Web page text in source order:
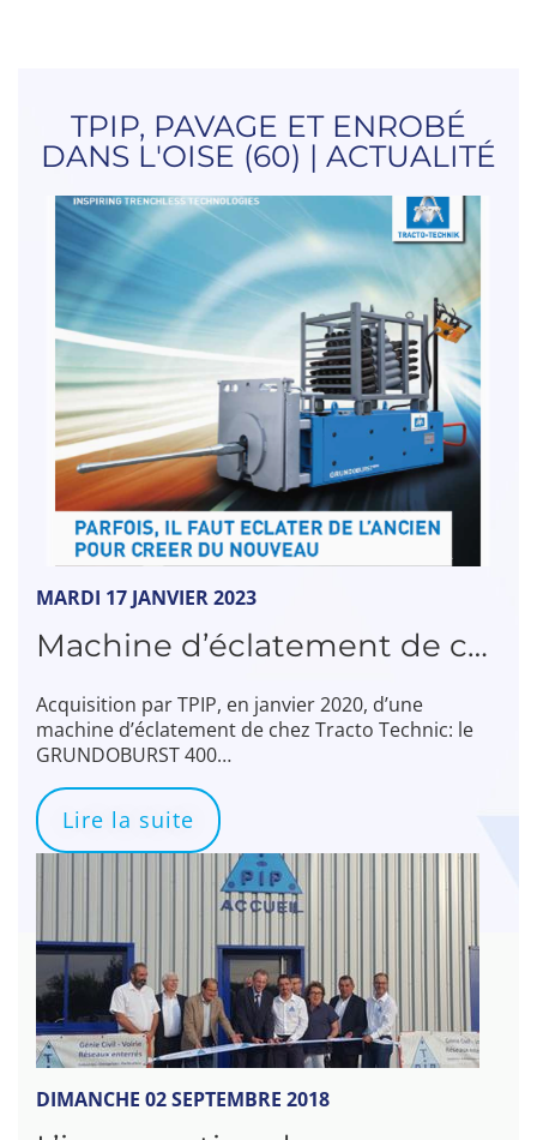
TPIP, PAVAGE ET ENROBÉ
DANS L'OISE (60) | ACTUALITÉ
MARDI 17 JANVIER 2023
Machine d’éclatement de chez Tracto Technic : GRUNDOBURST 400
Acquisition par TPIP, en janvier 2020, d’une
machine d’éclatement de chez Tracto Technic: le
GRUNDOBURST 400…
Lire la suite
DIMANCHE 02 SEPTEMBRE 2018